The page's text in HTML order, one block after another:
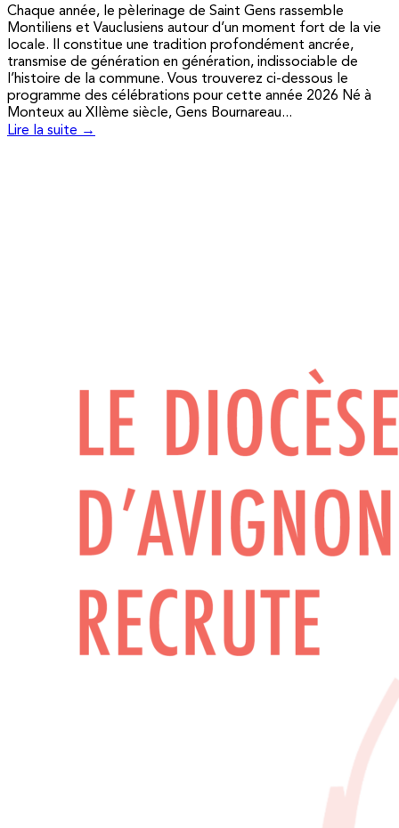
Chaque année, le pèlerinage de Saint Gens rassemble
Montiliens et Vauclusiens autour d’un moment fort de la vie
locale. Il constitue une tradition profondément ancrée,
transmise de génération en génération, indissociable de
l’histoire de la commune. Vous trouverez ci-dessous le
programme des célébrations pour cette année 2026 Né à
Monteux au XIIème siècle, Gens Bournareau...
Lire la suite →